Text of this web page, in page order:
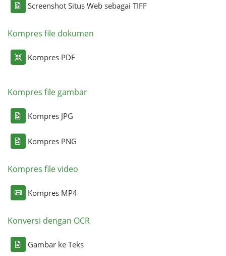
Screenshot Situs Web sebagai TIFF
Kompres file dokumen
Kompres PDF
Kompres file gambar
Kompres JPG
Kompres PNG
Kompres file video
Kompres MP4
Konversi dengan OCR
Gambar ke Teks